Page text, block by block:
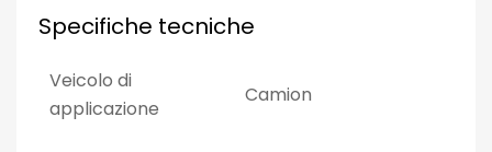
Specifiche tecniche
Veicolo di
applicazione
Camion